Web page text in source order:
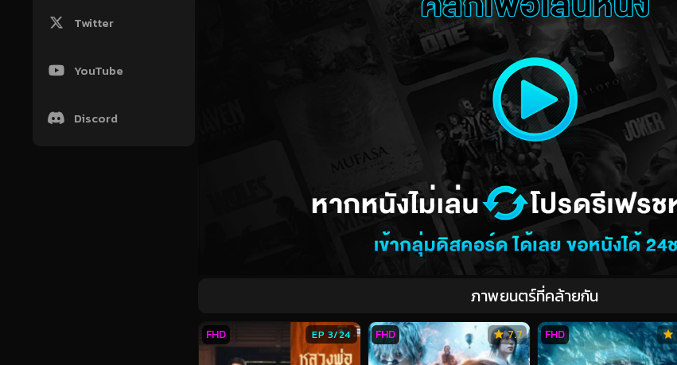
Twitter
YouTube
Discord
ภาพยนตร์ที่คล้ายกัน
EP 3/24
FHD 7.7
FHD FHD